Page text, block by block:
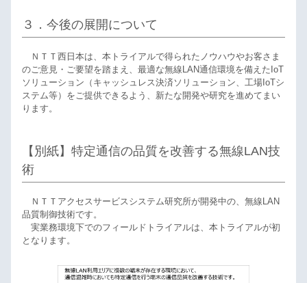
３．今後の展開について
ＮＴＴ西日本は、本トライアルで得られたノウハウやお客さま
のご意見・ご要望を踏まえ、最適な無線LAN通信環境を備えたIoT
ソリューション（キャッシュレス決済ソリューション、工場IoTシ
ステム等）をご提供できるよう、新たな開発や研究を進めてまい
ります。
【別紙】特定通信の品質を改善する無線LAN技
術
ＮＴＴアクセスサービスシステム研究所が開発中の、無線LAN
品質制御技術です。
実業務環境下でのフィールドトライアルは、本トライアルが初
となります。